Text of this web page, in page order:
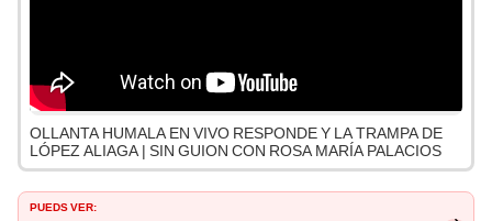
OLLANTA HUMALA EN VIVO RESPONDE Y LA TRAMPA DE
LÓPEZ ALIAGA | SIN GUION CON ROSA MARÍA PALACIOS
PUEDS VER: